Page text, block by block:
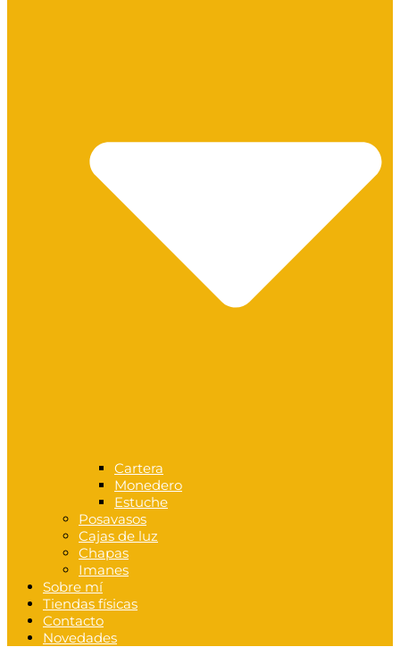
Cartera
Monedero
Estuche
Posavasos
Cajas de luz
Chapas
Imanes
Sobre mí
Tiendas físicas
Contacto
Novedades